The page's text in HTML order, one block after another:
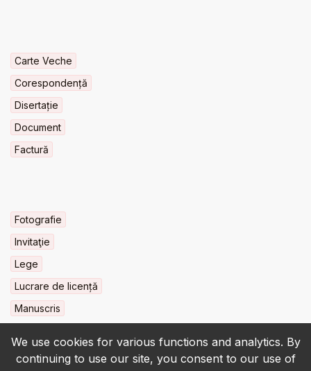
We use cookies for various functions and analytics. By
continuing to use our site, you consent to our use of
Carte Veche
Corespondență
Disertație
Document
Factură
Fotografie
Invitaţie
Lege
Lucrare de licență
Manuscris